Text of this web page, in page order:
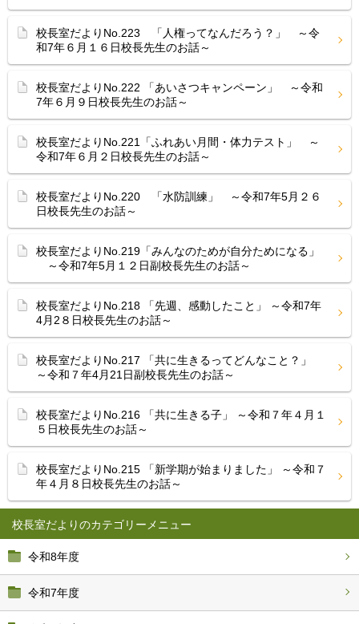
校長室だより
令和8年度
令和7年度
校長室だよりNo.223 「人権ってなんだろう？」 ～令
和7年６月１６日校長先生のお話～
校長室だよりNo.222 「あいさつキャンペーン」 ～令和
7年６月９日校長先生のお話～
校長室だよりNo.221「ふれあい月間・体力テスト」 ～
令和7年６月２日校長先生のお話～
校長室だよりNo.220 「水防訓練」 ～令和7年5月２６
日校長先生のお話～
校長室だよりNo.219「みんなのためが自分ためになる」
～令和7年5月１２日副校長先生のお話～
校長室だよりNo.218 「先週、感動したこと」 ～令和7年
4月2８日校長先生のお話～
校長室だよりNo.217 「共に生きるってどんなこと？」
～令和７年4月21日副校長先生のお話～
校長室だよりNo.216 「共に生きる子」 ～令和７年４月１
５日校長先生のお話～
校長室だよりNo.215 「新学期が始まりました」 ～令和７
年４月８日校長先生のお話～